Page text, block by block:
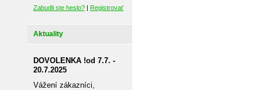
Zabudli ste heslo? | Registrovať
Aktuality
DOVOLENKA !od 7.7. -
20.7.2025
Vážení zákazníci,